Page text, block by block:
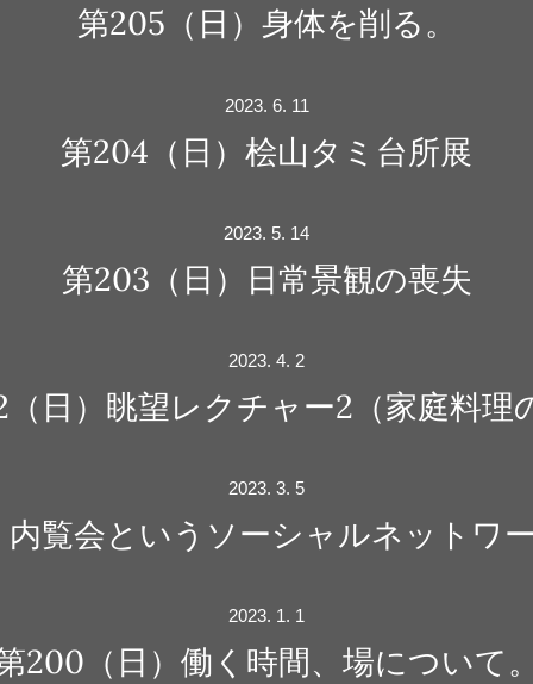
第205（日）身体を削る。
2023. 6. 11
第204（日）桧山タミ台所展
2023. 5. 14
第203（日）日常景観の喪失
2023. 4. 2
日）眺望レクチャー2（家庭料理
2023. 3. 5
内覧会というソーシャルネットワ
2023. 1. 1
200（日）働く時間、場について。